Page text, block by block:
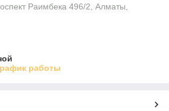
Раимбека 496/2, Алматы,
работы